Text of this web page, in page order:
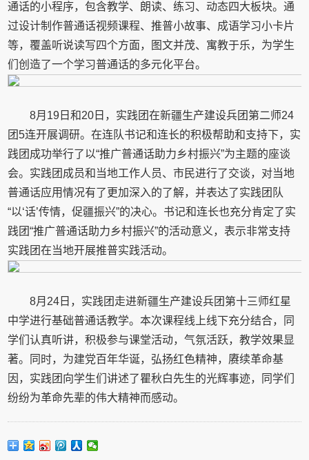
通话的小程序，包含教学、朗读、练习、动态四大板块。通
过设计制作普通话视频课程、推普小故事、成语学习小卡片
等，覆盖听说读写四个方面，图文并茂、寓教于乐，为学生
们创造了一个学习普通话的多元化平台。
8月19日和20日，实践团在新疆生产建设兵团第二师24
团5连开展调研。在连队书记和连长的积极帮助和支持下，实
践团成功举行了以“推广普通话助力乡村振兴”为主题的座谈
会。实践团成员和当地工作人员、市民进行了交谈，对当地
普通话应用情况有了更加深入的了解，并表达了实践团队
“以‘话’传情，促疆振兴”的决心。书记和连长也充分肯定了实
践团“推广普通话助力乡村振兴”的活动意义，表示非常支持
实践团在当地开展推普实践活动。
8月24日，实践团走进新疆生产建设兵团第十三师红星
中学进行基础普通话教学。本次课程线上线下充分结合，同
学们认真听讲，积极参与课堂活动，气氛活跃，教学效果显
著。同时，为建党百年华诞，弘扬红色精神，赓续革命基
因，实践团向学生们讲述了瞿秋白先生的光辉事迹，同学们
纷纷为革命先辈的伟大精神而感动。